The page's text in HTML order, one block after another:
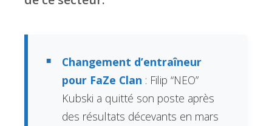
Changement d’entraîneur
pour FaZe Clan : Filip “NEO”
Kubski a quitté son poste après
des résultats décevants en mars